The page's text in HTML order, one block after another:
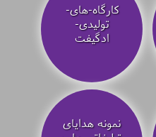
کارگاه-های-
تولیدی-
ادگیفت
نمونه هدایای